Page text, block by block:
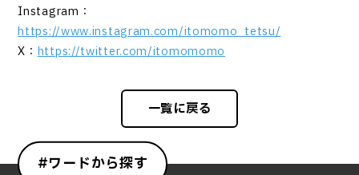
Instagram：
https://www.instagram.com/itomomo_tetsu/
X： https://twitter.com/itomomomo
一覧に戻る
#ワードから探す